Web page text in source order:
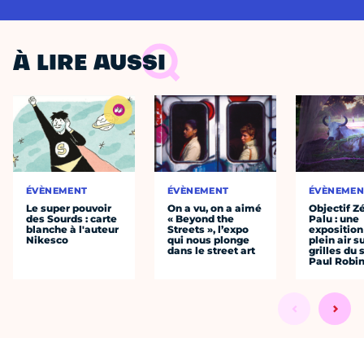
À LIRE AUSSI
ÉVÈNEMENT
Le super pouvoir
des Sourds : carte
blanche à l'auteur
Nikesco
ÉVÈNEMENT
On a vu, on a aimé
« Beyond the
Streets », l’expo
qui nous plonge
dans le street art
Objectif
Palu : une
plein air
grilles du
Paul